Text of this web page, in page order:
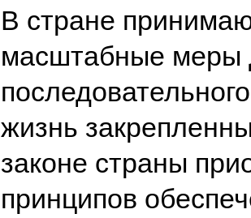
В стране
масштабные меры
жизнь
законе страны
принципов